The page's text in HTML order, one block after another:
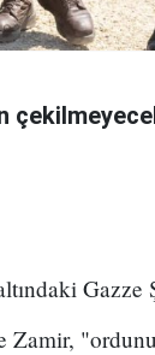
Zamir,